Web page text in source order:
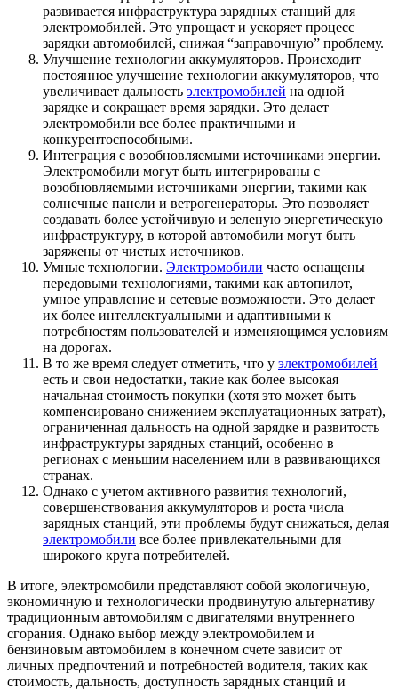
развивается инфраструктура зарядных станций для
электромобилей. Это упрощает и ускоряет процесс
зарядки автомобилей, снижая “заправочную” проблему.
Улучшение технологии аккумуляторов. Происходит
постоянное улучшение технологии аккумуляторов, что
увеличивает дальность электромобилей на одной
зарядке и сокращает время зарядки. Это делает
электромобили все более практичными и
конкурентоспособными.
Интеграция с возобновляемыми источниками энергии.
Электромобили могут быть интегрированы с
возобновляемыми источниками энергии, такими как
солнечные панели и ветрогенераторы. Это позволяет
создавать более устойчивую и зеленую энергетическую
инфраструктуру, в которой автомобили могут быть
заряжены от чистых источников.
Умные технологии. Электромобили часто оснащены
передовыми технологиями, такими как автопилот,
умное управление и сетевые возможности. Это делает
их более интеллектуальными и адаптивными к
потребностям пользователей и изменяющимся условиям
на дорогах.
В то же время следует отметить, что у электромобилей
есть и свои недостатки, такие как более высокая
начальная стоимость покупки (хотя это может быть
компенсировано снижением эксплуатационных затрат),
ограниченная дальность на одной зарядке и развитость
инфраструктуры зарядных станций, особенно в
регионах с меньшим населением или в развивающихся
странах.
Однако с учетом активного развития технологий,
совершенствования аккумуляторов и роста числа
зарядных станций, эти проблемы будут снижаться, делая
электромобили все более привлекательными для
широкого круга потребителей.
В итоге, электромобили представляют собой экологичную,
экономичную и технологически продвинутую альтернативу
традиционным автомобилям с двигателями внутреннего
сгорания. Однако выбор между электромобилем и
бензиновым автомобилем в конечном счете зависит от
личных предпочтений и потребностей водителя, таких как
стоимость, дальность, доступность зарядных станций и